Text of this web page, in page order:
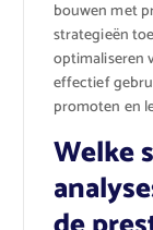
bouwen met
strategieën
optimaliseren
effectief
promoten en
Welke